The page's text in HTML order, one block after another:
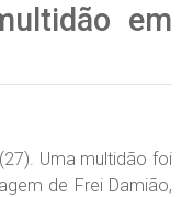
em
Uma multidão foi
de Frei Damião,